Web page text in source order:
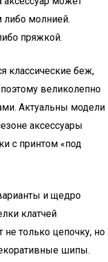
либо молнией.
пряжкой.
классические беж,
великолепно
Актуальны модели
аксессуары
с принтом «под
и щедро
клатчей
только цепочку, но
шипы.